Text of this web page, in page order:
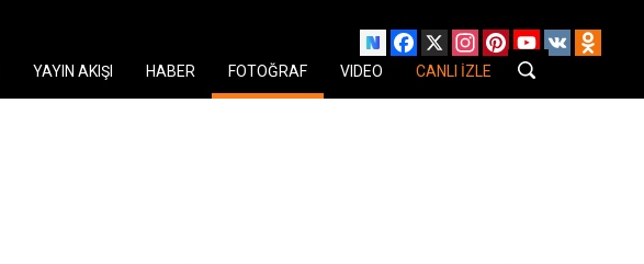
Facebook
X Instagram
PinterestYouTube
VK
YAYIN AKIŞI HABER FOTOĞRAF VIDEO CANLI İZLE